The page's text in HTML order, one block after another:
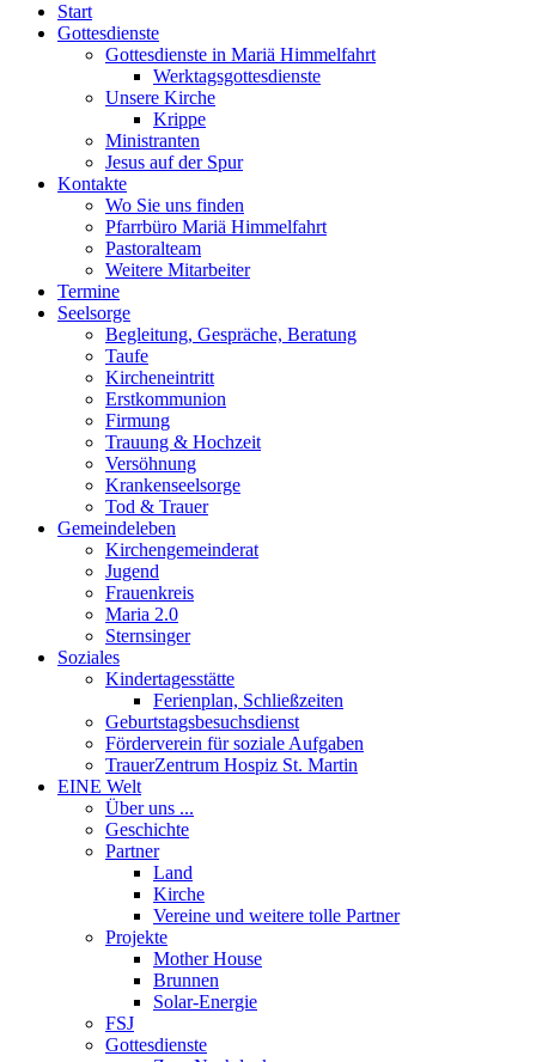
Start
Gottesdienste
Gottesdienste in Mariä Himmelfahrt
Werktagsgottesdienste
Unsere Kirche
Krippe
Ministranten
Jesus auf der Spur
Kontakte
Wo Sie uns finden
Pfarrbüro Mariä Himmelfahrt
Pastoralteam
Weitere Mitarbeiter
Termine
Seelsorge
Begleitung, Gespräche, Beratung
Taufe
Kircheneintritt
Erstkommunion
Firmung
Trauung & Hochzeit
Versöhnung
Krankenseelsorge
Tod & Trauer
Gemeindeleben
Kirchengemeinderat
Jugend
Frauenkreis
Maria 2.0
Sternsinger
Soziales
Kindertagesstätte
Ferienplan, Schließzeiten
Geburtstagsbesuchsdienst
Förderverein für soziale Aufgaben
TrauerZentrum Hospiz St. Martin
EINE Welt
Über uns ...
Geschichte
Partner
Land
Kirche
Vereine und weitere tolle Partner
Projekte
Mother House
Brunnen
Solar-Energie
FSJ
Gottesdienste